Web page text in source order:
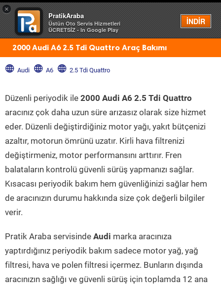
×
PratikAraba
Üstün Oto Servis Hizmetleri
ÜCRETSİZ - In Google Play
İNDİR
Menü
2000 Audi A6 2.5 Tdi Quattro Araç Bakımı
Audi A6 2.5 Tdi Quattro
Düzenli periyodik ile 2000 Audi A6 2.5 Tdi Quattro
aracınız çok daha uzun süre arızasız olarak size hizmet
eder. Düzenli değiştirdiğiniz motor yağı, yakıt bütçenizi
azaltır, motorun ömrünü uzatır. Kirli hava filtrenizi
değiştirmeniz, motor performansını arttırır. Fren
balataların kontrolü güvenli sürüş yapmanızı sağlar.
Kısacası periyodik bakım hem güvenliğinizi sağlar hem
de aracınızın durumu hakkında size çok değerli bilgiler
verir.
Pratik Araba servisinde Audi marka aracınıza
yaptırdığınız periyodik bakım sadece motor yağ, yağ
filtresi, hava ve polen filtresi içermez. Bunların dışında
aracınızın sağlığı ve güvenli sürüş için toplamda 12 ana